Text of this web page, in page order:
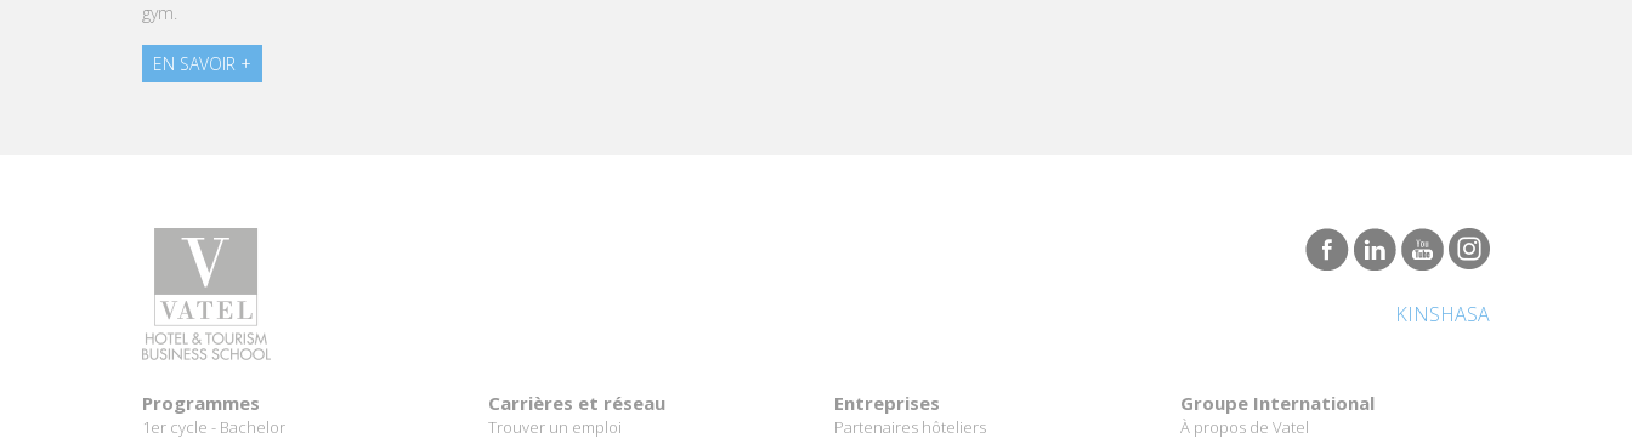
1er cycle - Bachelor
Programme Marco Polo
Trouver un emploi
Meilleure école hôtelière
Partenaires hôteliers
Proposer un stage
À propos de Vatel